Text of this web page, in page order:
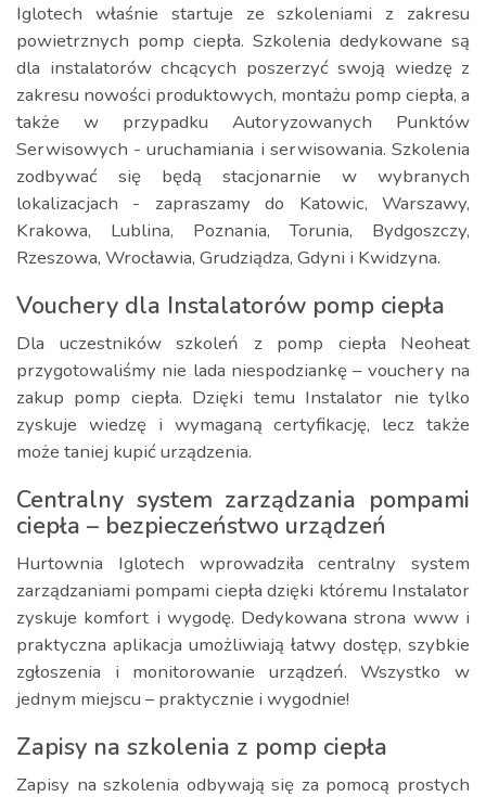
Iglotech właśnie startuje ze szkoleniami z zakresu
powietrznych pomp ciepła. Szkolenia dedykowane są
dla instalatorów chcących poszerzyć swoją wiedzę z
zakresu nowości produktowych, montażu pomp ciepła, a
także w przypadku Autoryzowanych Punktów
Serwisowych - uruchamiania i serwisowania. Szkolenia
zodbywać się będą stacjonarnie w wybranych
lokalizacjach - zapraszamy do Katowic, Warszawy,
Krakowa, Lublina, Poznania, Torunia, Bydgoszczy,
Rzeszowa, Wrocławia, Grudziądza, Gdyni i Kwidzyna.
Vouchery dla Instalatorów pomp ciepła
Dla uczestników szkoleń z pomp ciepła Neoheat
przygotowaliśmy nie lada niespodziankę – vouchery na
zakup pomp ciepła. Dzięki temu Instalator nie tylko
zyskuje wiedzę i wymaganą certyfikację, lecz także
może taniej kupić urządzenia.
Centralny system zarządzania pompami
ciepła – bezpieczeństwo urządzeń
Hurtownia Iglotech wprowadziła centralny system
zarządzaniami pompami ciepła dzięki któremu Instalator
zyskuje komfort i wygodę. Dedykowana strona www i
praktyczna aplikacja umożliwiają łatwy dostęp, szybkie
zgłoszenia i monitorowanie urządzeń. Wszystko w
jednym miejscu – praktycznie i wygodnie!
Zapisy na szkolenia z pomp ciepła
Zapisy na szkolenia odbywają się za pomocą prostych